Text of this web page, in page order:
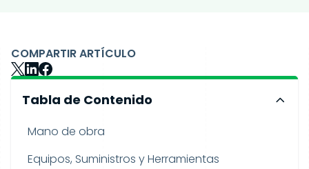
COMPARTIR ARTÍCULO
Tabla de Contenido
Mano de obra
Equipos, Suministros y Herramientas